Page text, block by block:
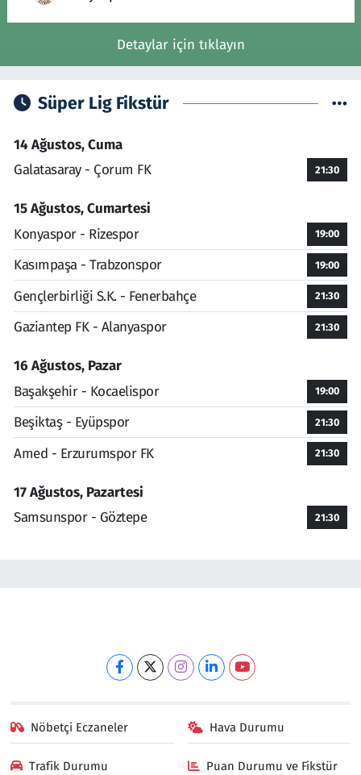
Detaylar için tıklayın
Süper Lig Fikstür
14 Ağustos, Cuma
Galatasaray - Çorum FK
21:30
15 Ağustos, Cumartesi
Konyaspor - Rizespor
19:00
Kasımpaşa - Trabzonspor 19:00
Gençlerbirliği S.K. - Fenerbahçe 21:30
Gaziantep FK - Alanyaspor 21:30
16 Ağustos, Pazar
Başakşehir - Kocaelispor
19:00
Beşiktaş - Eyüpspor 21:30
Amed - Erzurumspor FK 21:30
17 Ağustos, Pazartesi
Samsunspor - Göztepe
21:30
Nöbetçi Eczaneler Hava Durumu
Trafik Durumu Puan Durumu ve Fikstür